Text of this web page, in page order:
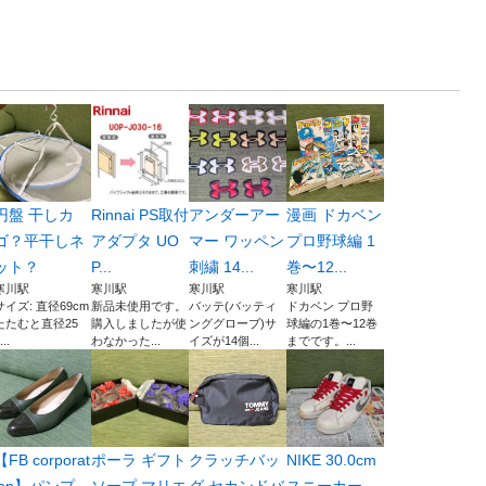
盤 干しカ
？平干しネ
ト？
川駅
イズ: 直径69cm
たむと直径25
Rinnai PS取付
アダプタ UO
P...
寒川駅
新品未使用です。
購入しましたが使
わなかった...
アンダーアー
マー ワッペン
刺繍 14...
寒川駅
バッテ(バッティ
ンググローブ)サ
イズが14個...
漫画 ドカベン
プロ野球編 1
巻〜12...
寒川駅
ドカベン プロ野
球編の1巻〜12巻
までです。...
FB corporatポーラ ギフト クラッチバッ NIKE 30.0cm